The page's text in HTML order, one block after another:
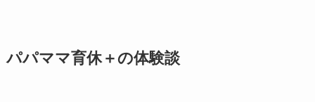
パパママ育休＋の体験談